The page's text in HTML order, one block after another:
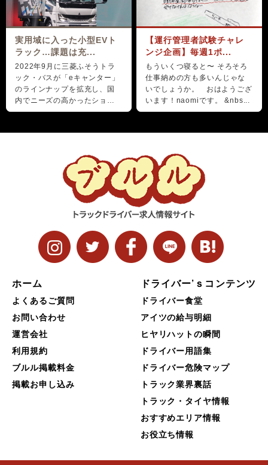
実用域に入った小型EVト
ラック…課題は充...
2022年9月に三菱ふそうトラ
ック・バスが「eキャンター」
のラインナップを拡充し、国
内でニーズの高かったショー
ト＆ナローボディ（G...
【運行管理者試験チャレ
ンジ企画】毎週1ポ...
もういくつ寝ると〜 そろそろ
仕事納めの方も多いんじゃな
いでしょうか。 おはようござ
います！naomiです。 &nbs...
ホーム
よくあるご質問
お問い合わせ
運営会社
利用規約
ブルル掲載料金
掲載お申し込み
ドライバー’ｓコンテンツ
ドライバー食堂
アイツの給与明細
ヒヤリハットの瞬間
ドライバー用語集
ドライバー危険マップ
トラック業界裏話
トラック・タイヤ情報
おすすめエリア情報
お役立ち情報